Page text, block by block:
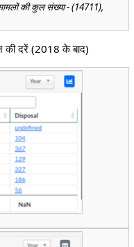
की कुल संख्या - (14711),
की दरें (2018 के बाद)